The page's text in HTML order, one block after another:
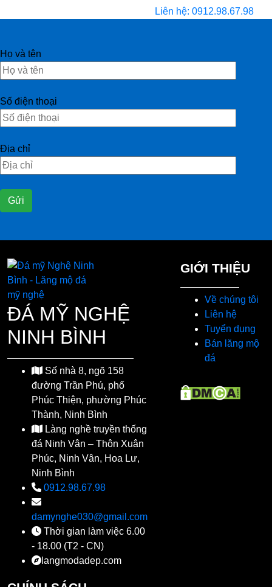
Liên hệ: 0912.98.67.98
Họ và tên
Số điện thoại
Địa chỉ
ĐÁ MỸ NGHỆ
NINH BÌNH
Số nhà 8, ngõ 158
đường Trần Phú, phố
Phúc Thiện, phường Phúc
Thành, Ninh Bình
Làng nghề truyền thống
đá Ninh Vân – Thôn Xuân
Phúc, Ninh Vân, Hoa Lư,
Ninh Bình
0912.98.67.98
damynghe030@gmail.com
Thời gian làm việc 6.00
- 18.00 (T2 - CN)
langmodadep.com
GIỚI THIỆU
Về chúng tôi
Liên hệ
Tuyển dụng
Bán lăng mộ
đá